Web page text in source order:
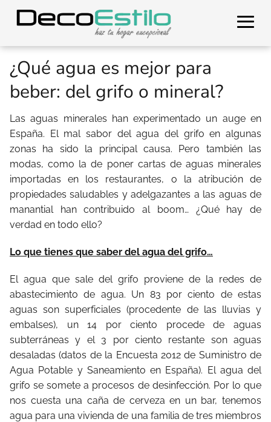
¿Qué agua es mejor para
beber: del grifo o mineral?
Las aguas minerales han experimentado un auge en
España. El mal sabor del agua del grifo en algunas
zonas ha sido la principal causa. Pero también las
modas, como la de poner cartas de aguas minerales
importadas en los restaurantes, o la atribución de
propiedades saludables y adelgazantes a las aguas de
manantial han contribuido al boom… ¿Qué hay de
verdad en todo ello?
Lo que tienes que saber del agua del grifo…
El agua que sale del grifo proviene de la redes de
abastecimiento de agua. Un 83 por ciento de estas
aguas son superficiales (procedente de las lluvias y
embalses), un 14 por ciento procede de aguas
subterráneas y el 3 por ciento restante son aguas
desaladas (datos de la Encuesta 2012 de Suministro de
Agua Potable y Saneamiento en España). El agua del
grifo se somete a procesos de desinfección. Por lo que
nos cuesta una caña de cerveza en un bar, tenemos
agua para una vivienda de una familia de tres miembros